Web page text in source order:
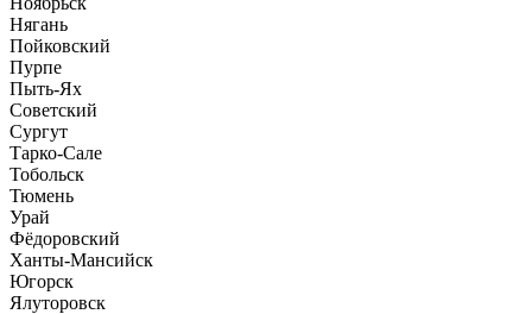
Нягань
Пойковский
Пурпе
Пыть-Ях
Советский
Сургут
Тарко-Сале
Тобольск
Тюмень
Урай
Фёдоровский
Ханты-Мансийск
Югорск
Ялуторовск